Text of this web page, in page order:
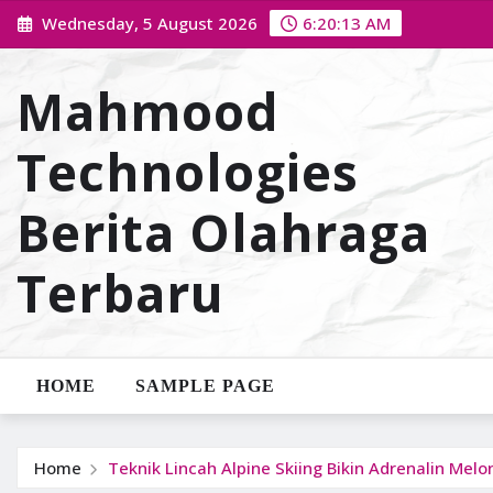
Skip
to
Wednesday, 5 August 2026 6:20:14 AM
Mahmood
Technologies
Berita Olahraga
Terbaru
HOME SAMPLE PAGE
Home Teknik Lincah Alpine Skiing Bikin Adrenalin